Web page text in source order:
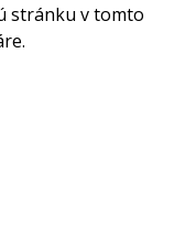
stránku v tomto